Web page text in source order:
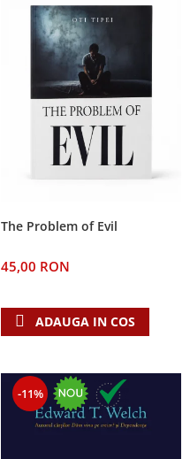
The Problem of Evil
45,00 RON
ADAUGA IN COS
-11%